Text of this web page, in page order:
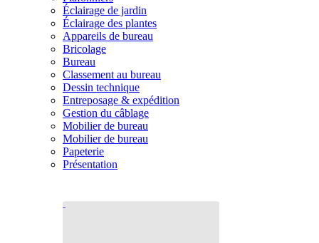
Éclairage de jardin
Éclairage des plantes
Appareils de bureau
Bricolage
Bureau
Classement au bureau
Dessin technique
Entreposage & expédition
Gestion du câblage
Mobilier de bureau
Mobilier de bureau
Papeterie
Présentation